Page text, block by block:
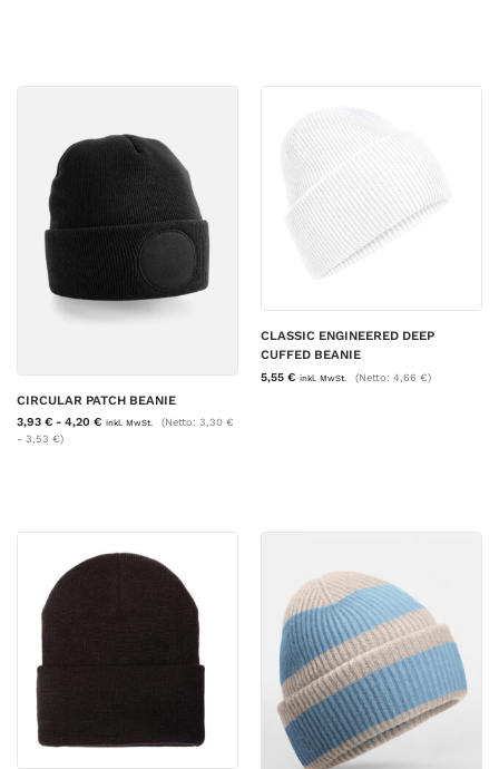
CIRCULAR PATCH BEANIE
3,93 € - 4,20 € inkl. MwSt. (Netto: 3,30 €
- 3,53 €)
CLASSIC ENGINEERED DEEP
CUFFED BEANIE
5,55 € inkl. MwSt. (Netto: 4,66 €)